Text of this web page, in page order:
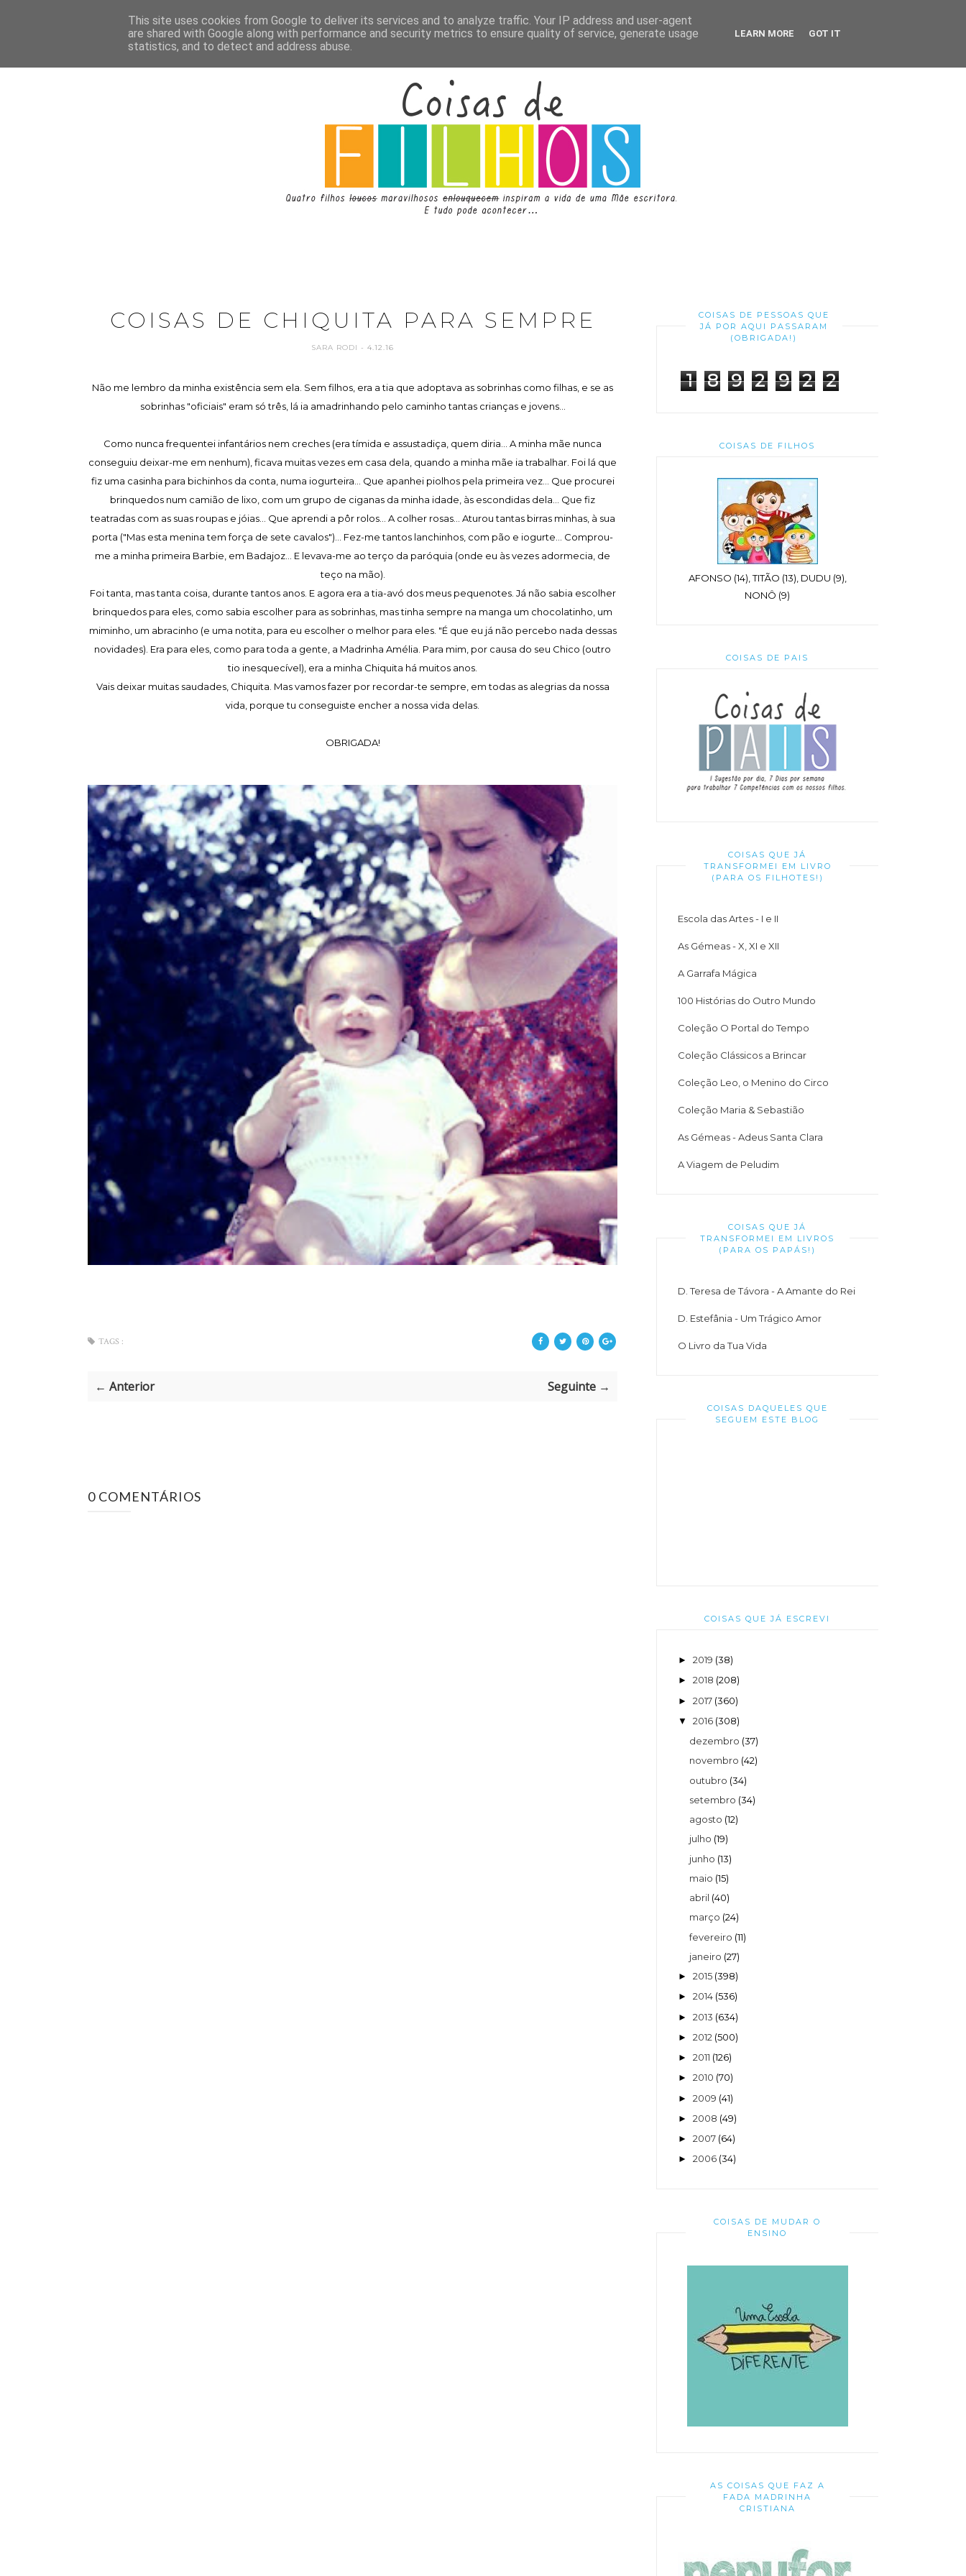
COISAS DE CHIQUITA PARA SEMPRE
SARA RODI - 4.12.16
Não me lembro da minha existência sem ela. Sem filhos, era a tia que adoptava as sobrinhas como filhas, e se as
sobrinhas "oficiais" eram só três, lá ia amadrinhando pelo caminho tantas crianças e jovens...
Como nunca frequentei infantários nem creches (era tímida e assustadiça, quem diria... A minha mãe nunca
conseguiu deixar-me em nenhum), ficava muitas vezes em casa dela, quando a minha mãe ia trabalhar. Foi lá que
fiz uma casinha para bichinhos da conta, numa iogurteira... Que apanhei piolhos pela primeira vez... Que procurei
brinquedos num camião de lixo, com um grupo de ciganas da minha idade, às escondidas dela... Que fiz
teatradas com as suas roupas e jóias... Que aprendi a pôr rolos... A colher rosas... Aturou tantas birras minhas, à sua
porta ("Mas esta menina tem força de sete cavalos")... Fez-me tantos lanchinhos, com pão e iogurte... Comprou-
me a minha primeira Barbie, em Badajoz... E levava-me ao terço da paróquia (onde eu às vezes adormecia, de
teço na mão).
Foi tanta, mas tanta coisa, durante tantos anos. E agora era a tia-avó dos meus pequenotes. Já não sabia escolher
brinquedos para eles, como sabia escolher para as sobrinhas, mas tinha sempre na manga um chocolatinho, um
miminho, um abracinho (e uma notita, para eu escolher o melhor para eles. "É que eu já não percebo nada dessas
novidades). Era para eles, como para toda a gente, a Madrinha Amélia. Para mim, por causa do seu Chico (outro
tio inesquecível), era a minha Chiquita há muitos anos.
Vais deixar muitas saudades, Chiquita. Mas vamos fazer por recordar-te sempre, em todas as alegrias da nossa
vida, porque tu conseguiste encher a nossa vida delas.
OBRIGADA!
TAGS :
← Anterior Seguinte →
0 COMENTÁRIOS
COISAS DE PESSOAS QUE
JÁ POR AQUI PASSARAM
(OBRIGADA!)
1 8 9 2 9 2 2
COISAS DE FILHOS
AFONSO (14), TITÃO (13), DUDU (9),
NONÔ (9)
COISAS DE PAIS
COISAS QUE JÁ
TRANSFORMEI EM LIVRO
(PARA OS FILHOTES!)
Escola das Artes - I e II
As Gémeas - X, XI e XII
A Garrafa Mágica
100 Histórias do Outro Mundo
Coleção O Portal do Tempo
Coleção Clássicos a Brincar
Coleção Leo, o Menino do Circo
Coleção Maria & Sebastião
As Gémeas - Adeus Santa Clara
A Viagem de Peludim
COISAS QUE JÁ
TRANSFORMEI EM LIVROS
(PARA OS PAPÁS!)
D. Teresa de Távora - A Amante do Rei
D. Estefânia - Um Trágico Amor
O Livro da Tua Vida
COISAS DAQUELES QUE
SEGUEM ESTE BLOG
COISAS QUE JÁ ESCREVI
► 2019 (38)
► 2018 (208)
► 2017 (360)
▼ 2016 (308)
dezembro (37)
novembro (42)
outubro (34)
setembro (34)
agosto (12)
julho (19)
junho (13)
maio (15)
abril (40)
março (24)
fevereiro (11)
janeiro (27)
► 2015 (398)
► 2014 (536)
► 2013 (634)
► 2012 (500)
► 2011 (126)
► 2010 (70)
► 2009 (41)
► 2008 (49)
► 2007 (64)
► 2006 (34)
COISAS DE MUDAR O
ENSINO
AS COISAS QUE FAZ A
FADA MADRINHA
CRISTIANA
This site uses cookies from Google to deliver its services and to analyze traffic. Your IP address and user-agent
are shared with Google along with performance and security metrics to ensure quality of service, generate usage
statistics, and to detect and address abuse.
LEARN MORE GOT IT